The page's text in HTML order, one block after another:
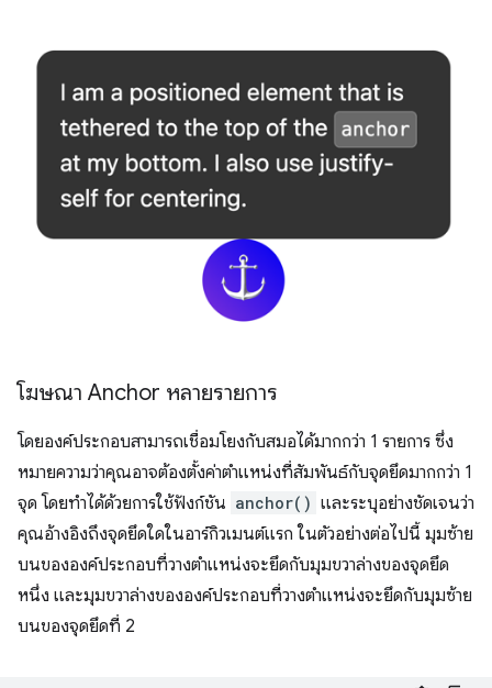
โฆษณา Anchor หลายรายการ
โดยองค์ประกอบสามารถเชื่อมโยงกับสมอได้มากกว่า 1 รายการ ซึ่ง
หมายความว่าคุณอาจต้องตั้งค่าตำแหน่งที่สัมพันธ์กับจุดยึดมากกว่า 1
จุด โดยทำได้ด้วยการใช้ฟังก์ชัน anchor() และระบุอย่างชัดเจนว่า
คุณอ้างอิงถึงจุดยึดใดในอาร์กิวเมนต์แรก ในตัวอย่างต่อไปนี้ มุมซ้าย
บนขององค์ประกอบที่วางตำแหน่งจะยึดกับมุมขวาล่างของจุดยึด
หนึ่ง และมุมขวาล่างขององค์ประกอบที่วางตำแหน่งจะยึดกับมุมซ้าย
บนของจุดยึดที่ 2